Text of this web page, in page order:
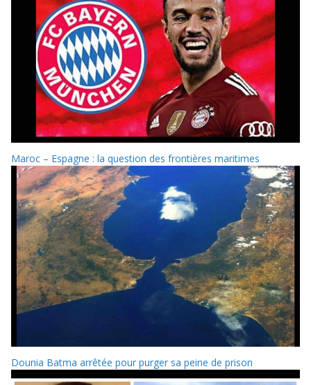
Maroc – Espagne : la question des frontières maritimes
Dounia Batma arrêtée pour purger sa peine de prison